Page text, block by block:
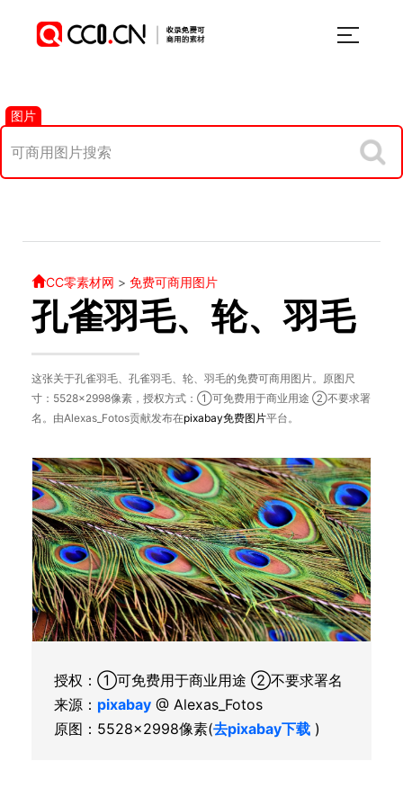
图片
CC零素材网 > 免费可商用图片
孔雀羽毛、轮、羽毛
这张关于孔雀羽毛、孔雀羽毛、轮、羽毛的免费可商用图片。原图尺
寸：5528×2998像素，授权方式：①可免费用于商业用途 ②不要求署
名。由Alexas_Fotos贡献发布在pixabay免费图片平台。
授权：①可免费用于商业用途 ②不要求署名
来源： pixabay @ Alexas_Fotos
原图：5528×2998像素(去pixabay下载 )